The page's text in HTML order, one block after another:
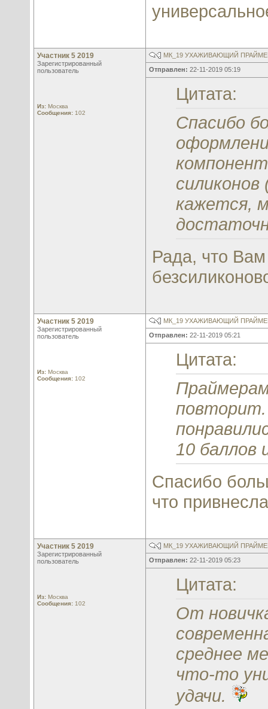
Участник 5 2019
Зарегистрированный
пользователь
Из: Москва
Сообщения: 102
МК_19 УХАЖИВАЮЩИЙ
Отправлен: 22-11-2019 05:19
Цитата:
Спасибо
кажется,
Рада, что Вам
Участник 5 2019
Зарегистрированный
пользователь
Из: Москва
Сообщения: 102
МК_19 УХАЖИВАЮЩИЙ
Отправлен: 22-11-2019 05:21
Цитата:
10 баллов
Спасибо
что
Участник 5 2019
Зарегистрированный
пользователь
Из: Москва
Сообщения: 102
МК_19 УХАЖИВАЮЩИЙ
Отправлен: 22-11-2019 05:23
Цитата:
От
среднее
что-то
удачи.